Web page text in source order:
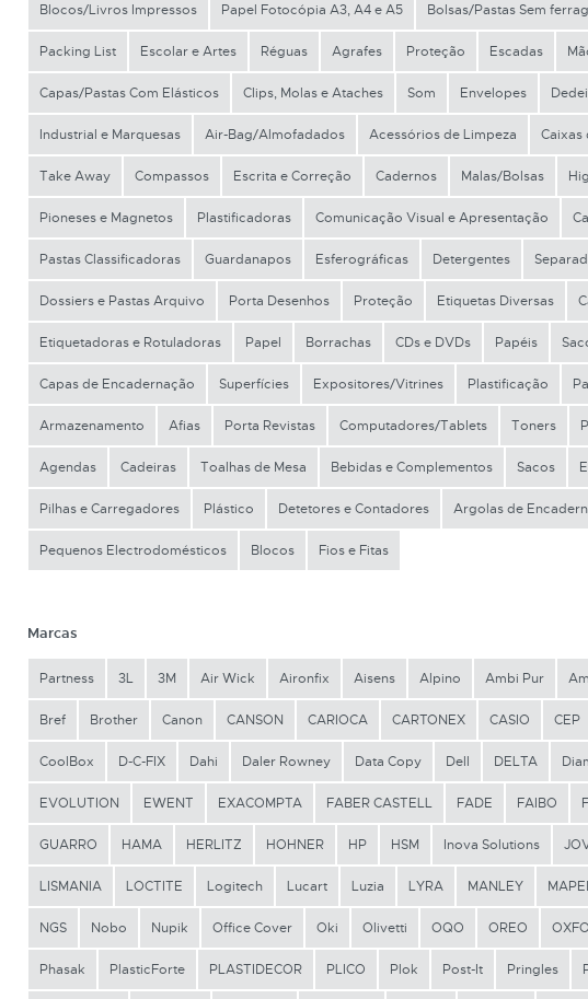
Blocos/Livros Impressos Papel Fotocópia A3, A4 e A5 Bolsas/Pastas Sem
Packing List Escolar e Artes Réguas Agrafes Proteção Escadas
Capas/Pastas Com Elásticos Clips, Molas e Ataches Som Envelopes
Industrial e Marquesas Air-Bag/Almofadados Acessórios de Limpeza Caixas
Take Away Compassos Escrita e Correção Cadernos Malas/Bolsas
Pioneses e Magnetos Plastificadoras Comunicação Visual e Apresentação
Pastas Classificadoras Guardanapos Esferográficas Detergentes
Dossiers e Pastas Arquivo Porta Desenhos Proteção Etiquetas Diversas
Etiquetadoras e Rotuladoras Papel Borrachas CDs e DVDs Papéis
Capas de Encadernação Superfícies Expositores/Vitrines Plastificação
Armazenamento Afias Porta Revistas Computadores/Tablets Toners
Agendas Cadeiras Toalhas de Mesa Bebidas e Complementos Sacos
Pilhas e Carregadores Plástico Detetores e Contadores Argolas de
Pequenos Electrodomésticos Blocos Fios e Fitas
Marcas
Partness 3L 3M Air Wick Aironfix Aisens Alpino Ambi Pur
Bref Brother Canon CANSON CARIOCA CARTONEX CASIO CEP
CoolBox D-C-FIX Dahi Daler Rowney Data Copy Dell DELTA
EVOLUTION EWENT EXACOMPTA FABER CASTELL FADE FAIBO
GUARRO HAMA HERLITZ HOHNER HP HSM Inova Solutions
LISMANIA LOCTITE Logitech Lucart Luzia LYRA MANLEY
NGS Nobo Nupik Office Cover Oki Olivetti OQO OREO
Phasak PlasticForte PLASTIDECOR PLICO Plok Post-It Pringles